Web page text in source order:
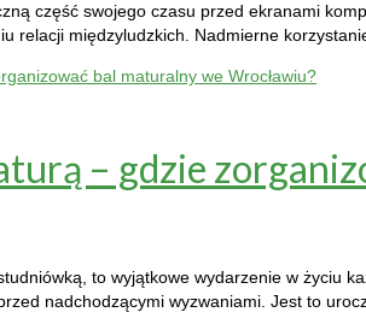
część swojego czasu przed ekranami
relacji międzyludzkich. Nadmierne
– gdzie
to wyjątkowe wydarzenie w życiu
nadchodzącymi wyzwaniami. Jest to